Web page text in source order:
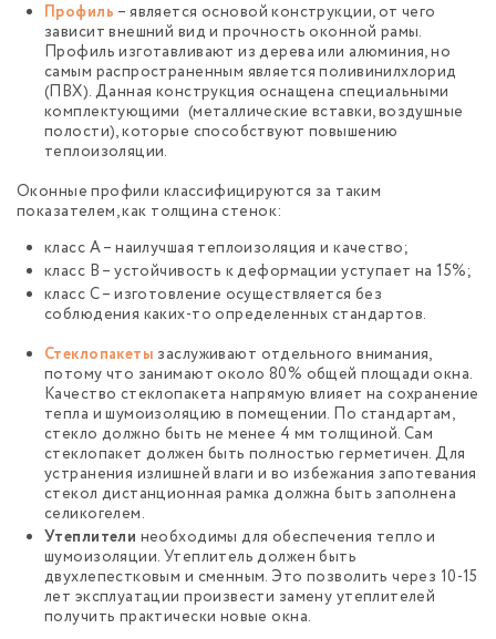
Профиль – является основой конструкции, от чего
зависит внешний вид и прочность оконной рамы.
Профиль изготавливают из дерева или алюминия, но
самым распространенным является поливинилхлорид
(ПВХ). Данная конструкция оснащена специальными
комплектующими (металлические вставки, воздушные
полости), которые способствуют повышению
теплоизоляции.
Оконные профили классифицируются за таким
показателем, как толщина стенок:
класс А – наилучшая теплоизоляция и качество;
класс В – устойчивость к деформации уступает на 15%;
класс С – изготовление осуществляется без
соблюдения каких-то определенных стандартов.
Стеклопакеты заслуживают отдельного внимания,
потому что занимают около 80% общей площади окна.
Качество стеклопакета напрямую влияет на сохранение
тепла и шумоизоляцию в помещении. По стандартам,
стекло должно быть не менее 4 мм толщиной. Сам
стеклопакет должен быть полностью герметичен. Для
устранения излишней влаги и во избежания запотевания
стекол дистанционная рамка должна быть заполнена
селикогелем.
Утеплители необходимы для обеспечения тепло и
шумоизоляции. Утеплитель должен быть
двухлепестковым и сменным. Это позволить через 10-15
лет эксплуатации произвести замену утеплителей
получить практически новые окна.